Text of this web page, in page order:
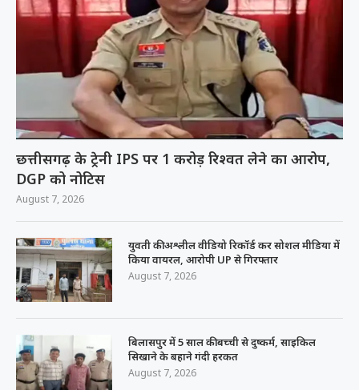
छत्तीसगढ़ के ट्रेनी IPS पर 1 करोड़ रिश्वत लेने का आरोप,
DGP को नोटिस
August 7, 2026
युवती की अश्लील वीडियो रिकॉर्ड कर सोशल मीडिया में
किया वायरल, आरोपी UP से गिरफ्तार
August 7, 2026
बिलासपुर में 5 साल की बच्ची से दुष्कर्म, साइकिल
सिखाने के बहाने गंदी हरकत
August 7, 2026